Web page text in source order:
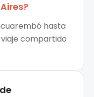
?
hasta
viaje compartido